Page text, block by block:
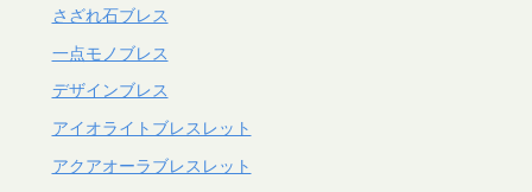
さざれ石ブレス
一点モノブレス
デザインブレス
アイオライトブレスレット
アクアオーラブレスレット